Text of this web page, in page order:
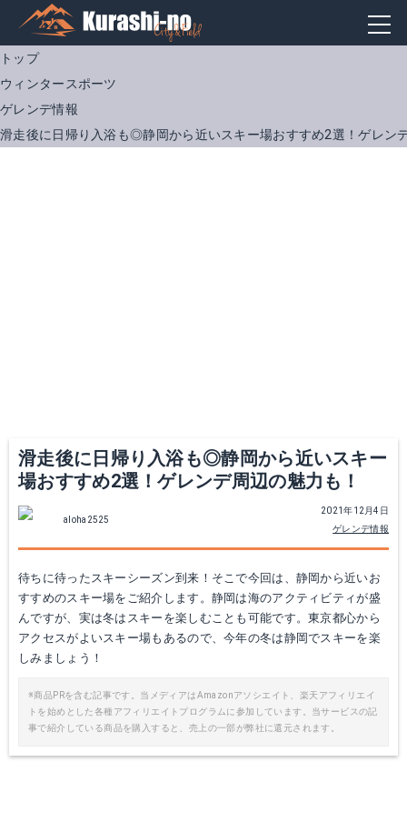
トップ
ウィンタースポーツ
ゲレンデ情報
滑走後に日帰り入浴も◎静岡から近いスキー場おすすめ2選！ゲレン
滑走後に日帰り入浴も◎静岡から近いスキー
場おすすめ2選！ゲレンデ周辺の魅力も！
2021年12月4日
ゲレンデ情報
aloha2525
待ちに待ったスキーシーズン到来！そこで今回は、静岡から近いお
すすめのスキー場をご紹介します。静岡は海のアクティビティが盛
んですが、実は冬はスキーを楽しむことも可能です。東京都心から
アクセスがよいスキー場もあるので、今年の冬は静岡でスキーを楽
しみましょう！
※商品PRを含む記事です。当メディアはAmazonアソシエイト、楽天アフィリエイ
トを始めとした各種アフィリエイトプログラムに参加しています。当サービスの記
事で紹介している商品を購入すると、売上の一部が弊社に還元されます。